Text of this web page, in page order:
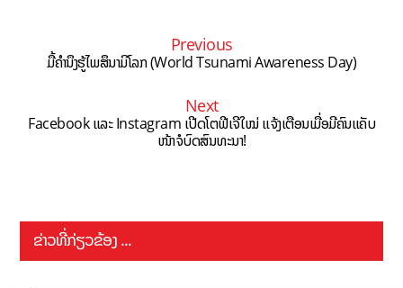
Previous
ມື້ຄຳນຶງຮູ້ໄພສຶນາມິໂລກ (World Tsunami Awareness Day)
Next
Facebook ແລະ Instagram ເປີດໂຕຟີເຈີໃໝ່ ແຈ້ງເຕືອນເມື່ອມີຄົນແຄັບ
ໜ້າຈໍບົດສົນທະນາ!
ຂ່າວທີ່ກ່ຽວຂ້ອງ ...